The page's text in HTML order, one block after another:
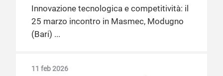
Innovazione tecnologica e competitività: il
25 marzo incontro in Masmec, Modugno
(Bari)
11 feb 2026